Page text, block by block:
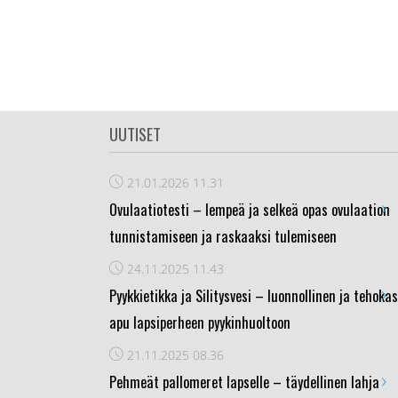
UUTISET
21.01.2026 11.31
Ovulaatiotesti – lempeä ja selkeä opas ovulaation
tunnistamiseen ja raskaaksi tulemiseen
›
24.11.2025 11.43
Pyykkietikka ja Silitysvesi – luonnollinen ja tehokas
apu lapsiperheen pyykinhuoltoon
›
21.11.2025 08.36
Pehmeät pallomeret lapselle – täydellinen lahja›